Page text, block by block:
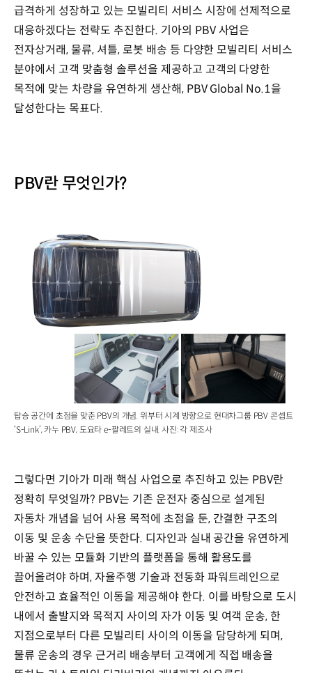
급격하게 성장하고 있는 모빌리티 서비스 시장에 선제적으로
대응하겠다는 전략도 추진한다. 기아의 PBV 사업은
전자상거래, 물류, 셔틀, 로봇 배송 등 다양한 모빌리티 서비스
분야에서 고객 맞춤형 솔루션을 제공하고 고객의 다양한
목적에 맞는 차량을 유연하게 생산해, PBV Global No.1을
달성한다는 목표다.
PBV란 무엇인가?
탑승 공간에 초점을 맞춘 PBV의 개념. 위부터 시계 방향으로 현대차그룹 PBV 콘셉트
‘S-Link’, 카누 PBV, 도요타 e-팔레트의 실내. 사진: 각 제조사
그렇다면 기아가 미래 핵심 사업으로 추진하고 있는 PBV란
정확히 무엇일까? PBV는 기존 운전자 중심으로 설계된
자동차 개념을 넘어 사용 목적에 초점을 둔, 간결한 구조의
이동 및 운송 수단을 뜻한다. 디자인과 실내 공간을 유연하게
바꿀 수 있는 모듈화 기반의 플랫폼을 통해 활용도를
끌어올려야 하며, 자율주행 기술과 전동화 파워트레인으로
안전하고 효율적인 이동을 제공해야 한다. 이를 바탕으로 도시
내에서 출발지와 목적지 사이의 자가 이동 및 여객 운송, 한
지점으로부터 다른 모빌리티 사이의 이동을 담당하게 되며,
물류 운송의 경우 근거리 배송부터 고객에게 직접 배송을